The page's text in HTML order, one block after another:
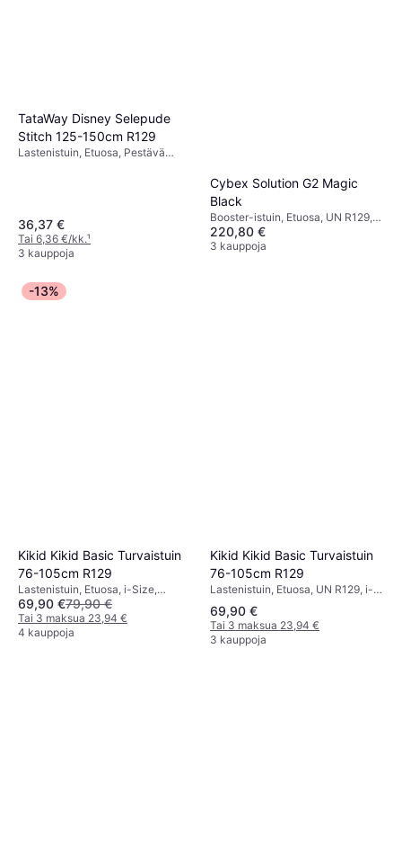
TataWay Disney Selepude
Stitch 125-150cm R129
Lastenistuin, Etuosa, Pestävä
36,37 €
Tai 6,36 €/kk.¹
3 kauppoja
Cybex Solution G2 Magic
Black
Booster-istuin, Etuosa, UN R129,
Säädettävä pääntuki,
Sivutörmäyssuojaus (ASIP),
220,80 €
3 kauppoja
-13%
Kikid Kikid Basic Turvaistuin
76-105cm R129
Lastenistuin, Etuosa, i-Size,
Säädettävä pääntuki,
Sivutörmäyssuojaus (ASIP)
69,90 €79,90 €
Tai 3 maksua 23,94 €
4 kauppoja
Kikid Kikid Basic Turvaistuin
76-105cm R129
Lastenistuin, Etuosa, UN R129, i-
Size
69,90 €
Tai 3 maksua 23,94 €
3 kauppoja